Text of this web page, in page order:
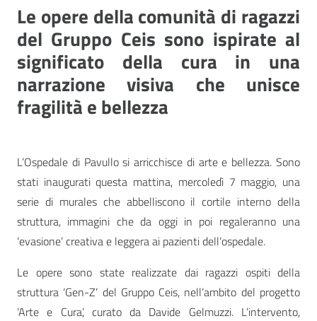
Le opere della comunità di ragazzi
del Gruppo Ceis sono ispirate al
significato della cura in una
narrazione visiva che unisce
fragilità e bellezza
L’Ospedale di Pavullo si arricchisce di arte e bellezza. Sono
stati inaugurati questa mattina, mercoledì 7 maggio, una
serie di murales che abbelliscono il cortile interno della
struttura, immagini che da oggi in poi regaleranno una
‘evasione’ creativa e leggera ai pazienti dell’ospedale.
Le opere sono state realizzate dai ragazzi ospiti della
struttura ‘Gen-Z’ del Gruppo Ceis, nell’ambito del progetto
‘Arte e Cura’, curato da Davide Gelmuzzi. L’intervento,